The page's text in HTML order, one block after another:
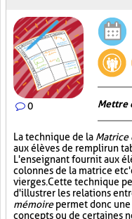
0 Mettre
La technique de la Matrice
aux élèves de remplir un
L'enseignant fournit aux
colonnes de la matrice et
vierges. Cette technique
d'illustrer les relations
mémoirepermet donc une
concepts ou de certaines